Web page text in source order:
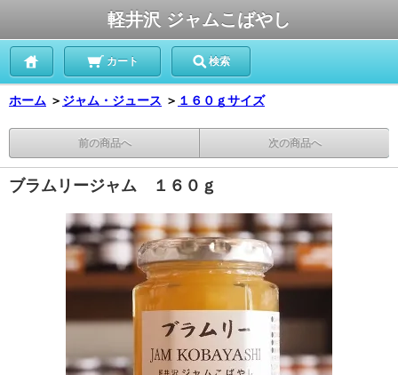
軽井沢 ジャムこばやし
カート 検索
ホーム ＞ ジャム・ジュース ＞ １６０ｇサイズ
前の商品へ 次の商品へ
ブラムリージャム １６０ｇ